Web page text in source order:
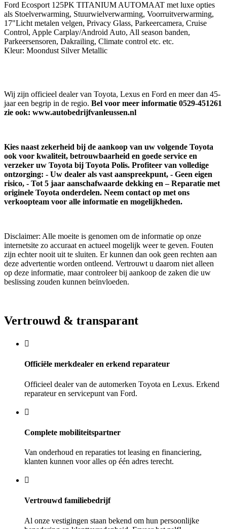
Ford Ecosport 125PK TITANIUM AUTOMAAT met luxe opties
als Stoelverwarming, Stuurwielverwarming, Voorruitverwarming,
17"Licht metalen velgen, Privacy Glass, Parkeercamera, Cruise
Control, Apple Carplay/Android Auto, All season banden,
Parkeersensoren, Dakrailing, Climate control etc. etc.
Kleur: Moondust Silver Metallic
Wij zijn officieel dealer van Toyota, Lexus en Ford en meer dan 45-
jaar een begrip in de regio. Bel voor meer informatie 0529-451261
zie ook: www.autobedrijfvanleussen.nl
Kies naast zekerheid bij de aankoop van uw volgende Toyota
ook voor kwaliteit, betrouwbaarheid en goede service en
verzeker uw Toyota bij Toyota Polis. Profiteer van volledige
ontzorging: - Uw dealer als vast aanspreekpunt, - Geen eigen
risico, - Tot 5 jaar aanschafwaarde dekking en – Reparatie met
originele Toyota onderdelen. Neem contact op met ons
verkoopteam voor alle informatie en mogelijkheden.
Disclaimer: Alle moeite is genomen om de informatie op onze
internetsite zo accuraat en actueel mogelijk weer te geven. Fouten
zijn echter nooit uit te sluiten. Er kunnen dan ook geen rechten aan
deze advertentie worden ontleend. Vertrouwt u daarom niet alleen
op deze informatie, maar controleer bij aankoop de zaken die uw
beslissing zouden kunnen beïnvloeden.
Vertrouwd & transparant
Officiële merkdealer en erkend reparateur
Officieel dealer van de automerken Toyota en Lexus. Erkend
reparateur en servicepunt van Ford.
Complete mobiliteitspartner
Van onderhoud en reparaties tot leasing en financiering,
klanten kunnen voor alles op één adres terecht.
Vertrouwd familiebedrijf
Al onze vestigingen staan bekend om hun persoonlijke